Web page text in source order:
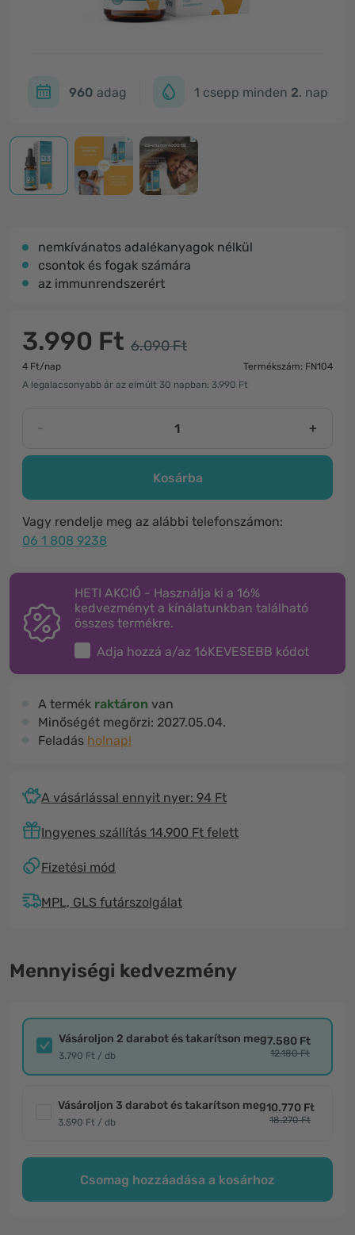
960 adag 1 csepp minden 2. nap
nemkívánatos adalékanyagok nélkül
csontok és fogak számára
az immunrendszerért
3.990 Ft 6.090 Ft
4 Ft/nap
Termékszám: FN104
A legalacsonyabb ár az elmúlt 30 napban: 3.990 Ft
- +
Kosárba
Vagy rendelje meg az alábbi telefonszámon:
06 1 808 9238
HETI AKCIÓ - Használja ki a 16%
kedvezményt a kínálatunkban található
összes termékre.
Adja hozzá a/az 16KEVESEBB kódot
A termék raktáron van
Minőségét megőrzi: 2027.05.04.
Feladás holnap!
A vásárlással ennyit nyer: 94 Ft
Ingyenes szállítás 14.900 Ft felett
Fizetési mód
MPL, GLS futárszolgálat
Mennyiségi kedvezmény
Vásároljon 2 darabot és takarítson meg
3.790 Ft / db
7.580 Ft
12.180 Ft
Vásároljon 3 darabot és takarítson meg
3.590 Ft / db
10.770 Ft
18.270 Ft
Csomag hozzáadása a kosárhoz